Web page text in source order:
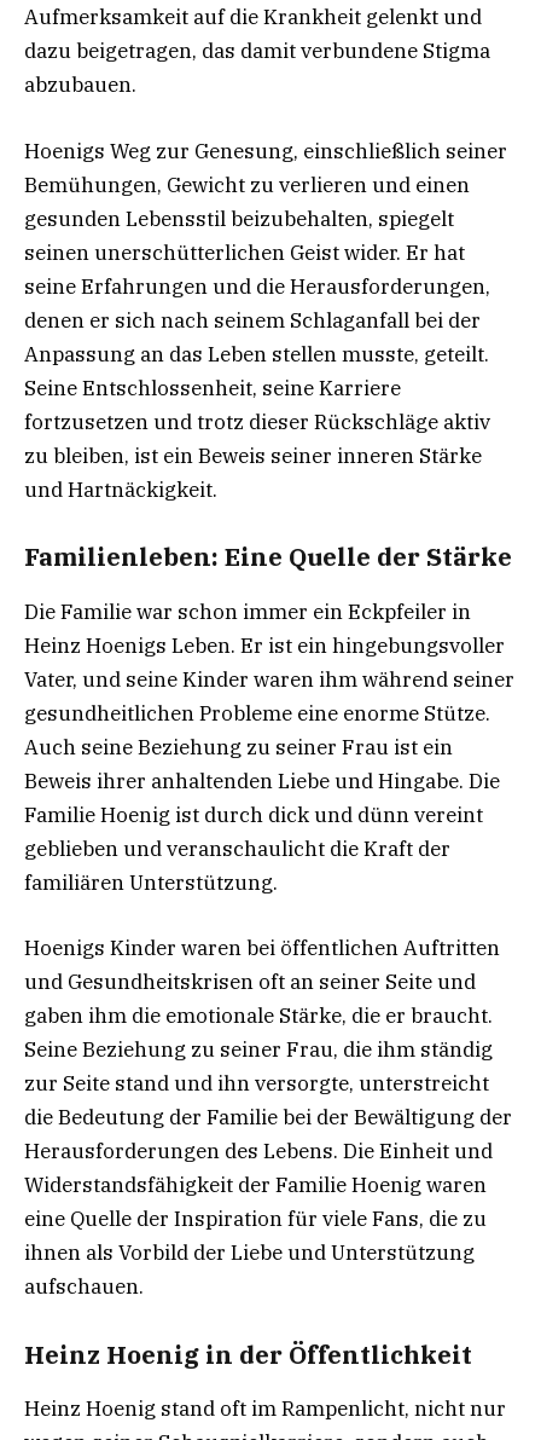
Aufmerksamkeit auf die Krankheit gelenkt und
dazu beigetragen, das damit verbundene Stigma
abzubauen.
Hoenigs Weg zur Genesung, einschließlich seiner
Bemühungen, Gewicht zu verlieren und einen
gesunden Lebensstil beizubehalten, spiegelt
seinen unerschütterlichen Geist wider. Er hat
seine Erfahrungen und die Herausforderungen,
denen er sich nach seinem Schlaganfall bei der
Anpassung an das Leben stellen musste, geteilt.
Seine Entschlossenheit, seine Karriere
fortzusetzen und trotz dieser Rückschläge aktiv
zu bleiben, ist ein Beweis seiner inneren Stärke
und Hartnäckigkeit.
Familienleben: Eine Quelle der Stärke
Die Familie war schon immer ein Eckpfeiler in
Heinz Hoenigs Leben. Er ist ein hingebungsvoller
Vater, und seine Kinder waren ihm während seiner
gesundheitlichen Probleme eine enorme Stütze.
Auch seine Beziehung zu seiner Frau ist ein
Beweis ihrer anhaltenden Liebe und Hingabe. Die
Familie Hoenig ist durch dick und dünn vereint
geblieben und veranschaulicht die Kraft der
familiären Unterstützung.
Hoenigs Kinder waren bei öffentlichen Auftritten
und Gesundheitskrisen oft an seiner Seite und
gaben ihm die emotionale Stärke, die er braucht.
Seine Beziehung zu seiner Frau, die ihm ständig
zur Seite stand und ihn versorgte, unterstreicht
die Bedeutung der Familie bei der Bewältigung der
Herausforderungen des Lebens. Die Einheit und
Widerstandsfähigkeit der Familie Hoenig waren
eine Quelle der Inspiration für viele Fans, die zu
ihnen als Vorbild der Liebe und Unterstützung
aufschauen.
Heinz Hoenig in der Öffentlichkeit
Heinz Hoenig stand oft im Rampenlicht, nicht nur